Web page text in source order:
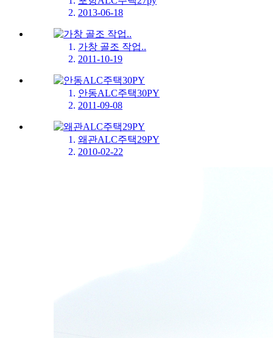
2013-06-18
가창 골조 작업..
2011-10-19
안동ALC주택30PY
2011-09-08
왜관ALC주택29PY
2010-02-22